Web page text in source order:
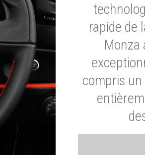
rapide de
Monza
compris